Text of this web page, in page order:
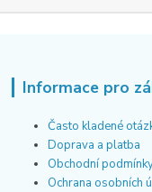
Informace pro
Často kladené
Doprava a platba
Obchodní
Ochrana osobních